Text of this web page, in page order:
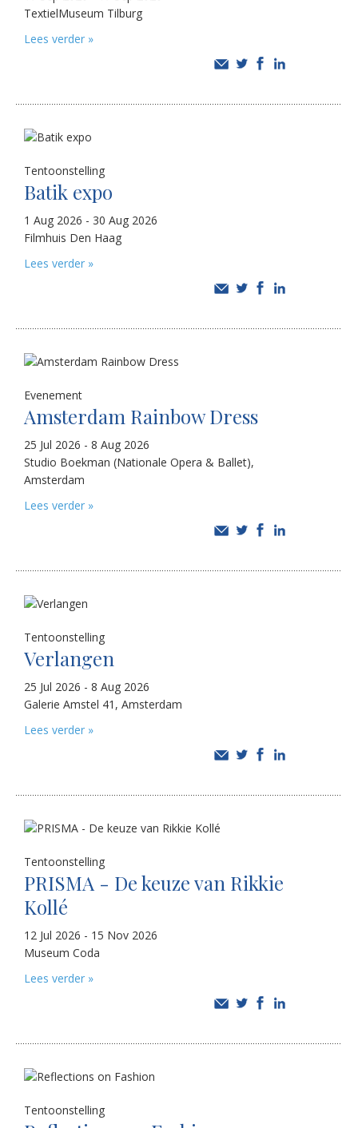
TextielMuseum Tilburg
Lees verder »
Tentoonstelling
Batik expo
1 Aug 2026 - 30 Aug 2026
Filmhuis Den Haag
Lees verder »
Evenement
Amsterdam Rainbow Dress
25 Jul 2026 - 8 Aug 2026
Studio Boekman (Nationale Opera & Ballet),
Amsterdam
Lees verder »
Tentoonstelling
Verlangen
25 Jul 2026 - 8 Aug 2026
Galerie Amstel 41, Amsterdam
Lees verder »
Tentoonstelling
PRISMA - De keuze van Rikkie
Kollé
12 Jul 2026 - 15 Nov 2026
Museum Coda
Lees verder »
Tentoonstelling